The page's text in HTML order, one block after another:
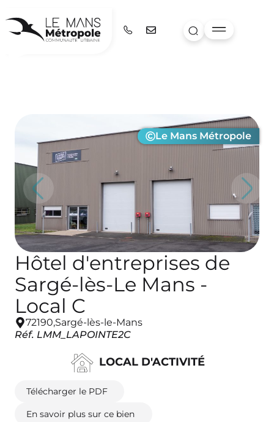
Précédent
Le Mans Métropole
Hôtel d'entreprises de
Sargé-lès-Le Mans -
Local C
72190,Sargé-lès-le-Mans
Réf. LMM_LAPOINTE2C
LOCAL D'ACTIVITÉ
Télécharger le PDF
En savoir plus sur ce bien